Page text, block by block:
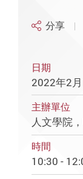
分享
日期
2022年2
主辦單位
人文學院
時間
10:30 -